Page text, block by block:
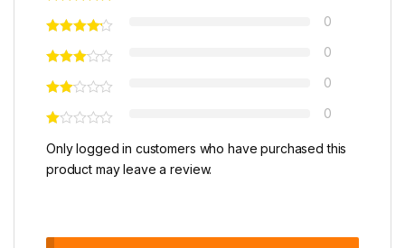
0
0
0
0
Only logged in customers who have purchased this
product may leave a review.